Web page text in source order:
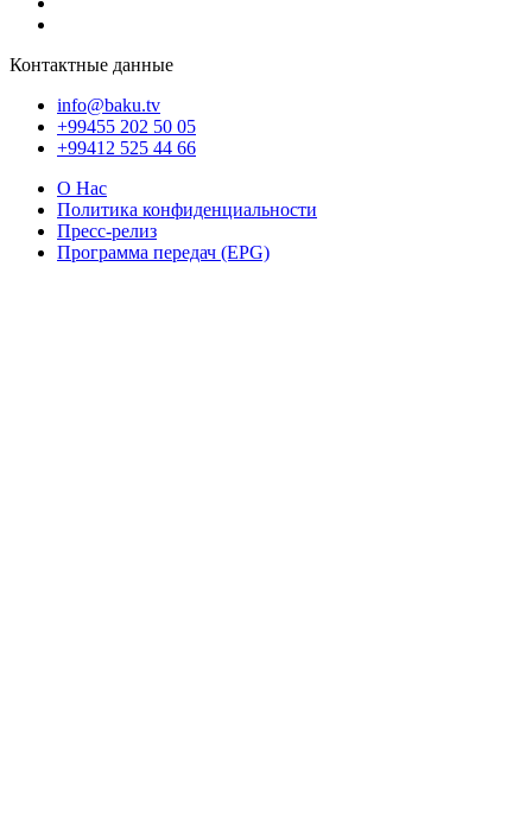
Контактные данные
info@baku.tv
+99455 202 50 05
+99412 525 44 66
О Нас
Политика конфиденциальности
Пресс-релиз
Программа передач (EPG)